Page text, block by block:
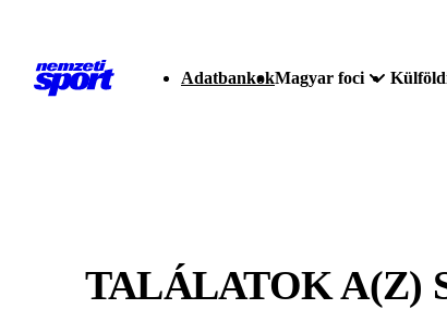
AdatbankokMagyar foci
TALÁLATOK A(Z)